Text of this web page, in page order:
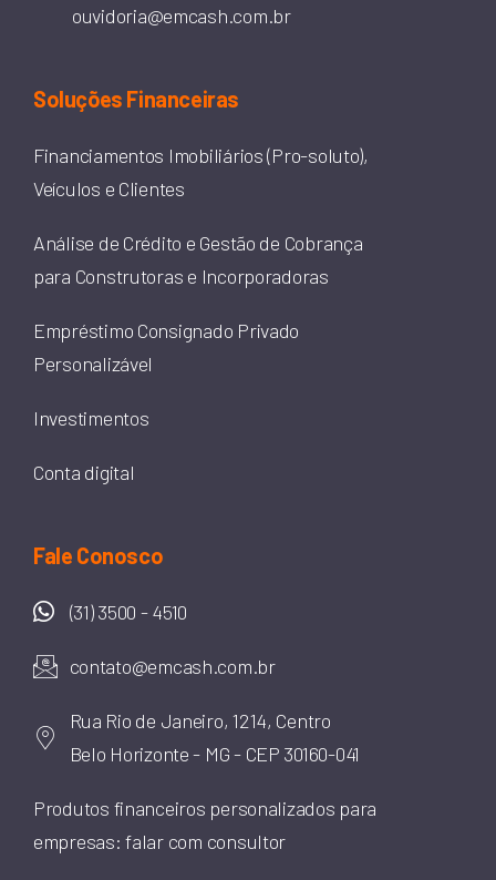
ouvidoria@emcash.com.br
Soluções Financeiras
Financiamentos Imobiliários (Pro-soluto),
Veículos e Clientes
Análise de Crédito e Gestão de Cobrança
para Construtoras e Incorporadoras
Empréstimo Consignado Privado
Personalizável
Investimentos
Conta digital
Fale Conosco
(31) 3500 - 4510
contato@emcash.com.br
Rua Rio de Janeiro, 1214, Centro
Belo Horizonte - MG - CEP 30160-041
Produtos financeiros personalizados para
empresas: falar com consultor